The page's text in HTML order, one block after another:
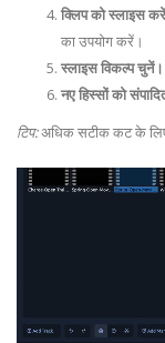
क्लिप को स्लाइस
का उपयोग करें।
स्लाइस विकल्प चुनें।
नए हिस्सों को
टिप:अधिक सटीक कट के